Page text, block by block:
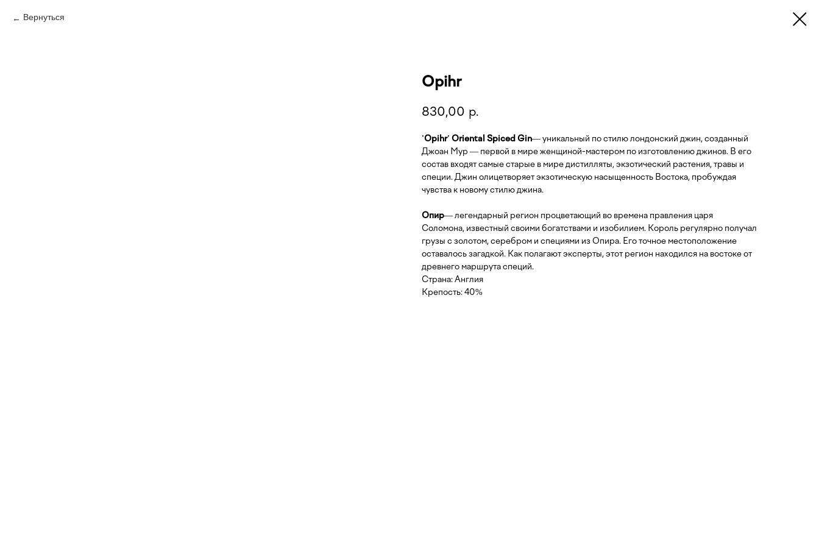
Вернуться
Opihr
830,00 р.
'Opihr' Oriental Spiced Gin— уникальный по стилю лондонский джин, созданный
Джоан Мур — первой в мире женщиной-мастером по изготовлению джинов. В его
состав входят самые старые в мире дистилляты, экзотический растения, травы и
специи. Джин олицетворяет экзотическую насыщенность Востока, пробуждая
чувства к новому стилю джина.
Опир— легендарный регион процветающий во времена правления царя
Соломона, известный своими богатствами и изобилием. Король регулярно получал
грузы с золотом, серебром и специями из Опира. Его точное местоположение
оставалось загадкой. Как полагают эксперты, этот регион находился на востоке от
древнего маршрута специй.
Страна: Англия
Крепость: 40%